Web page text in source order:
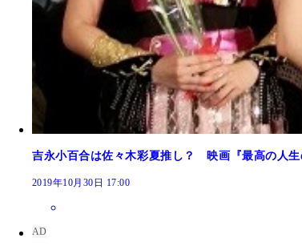
吉永小百合は佐々木彩夏推し？ 映画『最高の人
2019年10月30日 17:00